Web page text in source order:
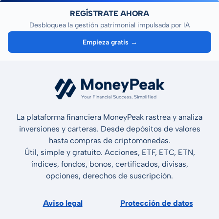
REGÍSTRATE AHORA
Desbloquea la gestión patrimonial impulsada por IA
Empieza gratis →
La plataforma financiera MoneyPeak rastrea y analiza
inversiones y carteras. Desde depósitos de valores
hasta compras de criptomonedas.
Útil, simple y gratuito. Acciones, ETF, ETC, ETN,
índices, fondos, bonos, certificados, divisas,
opciones, derechos de suscripción.
Aviso legal Protección de datos